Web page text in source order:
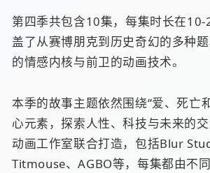
第四季共包含10集，每集时长在10-
盖了从赛博朋克到历史奇幻的多种
的情感内核与前卫的动画技术。
本季的故事主题依然围绕“爱、死亡
心元素，探索人性、科技与未来的
动画工作室联合打造，包括Blur
Titmouse、AGBO等，每集都由不